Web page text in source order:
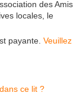
des Amis
locales, le
payante. Veuillez